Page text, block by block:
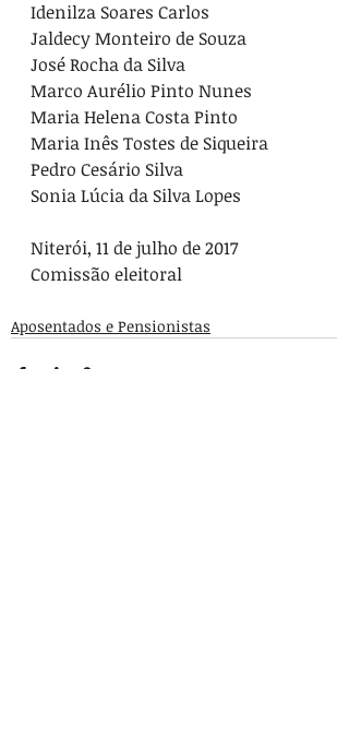
Idenilza Soares Carlos
Jaldecy Monteiro de Souza
José Rocha da Silva
Marco Aurélio Pinto Nunes
Maria Helena Costa Pinto
Maria Inês Tostes de Siqueira
Pedro Cesário Silva
Sonia Lúcia da Silva Lopes
Niterói, 11 de julho de 2017
Aposentados e Pensionistas